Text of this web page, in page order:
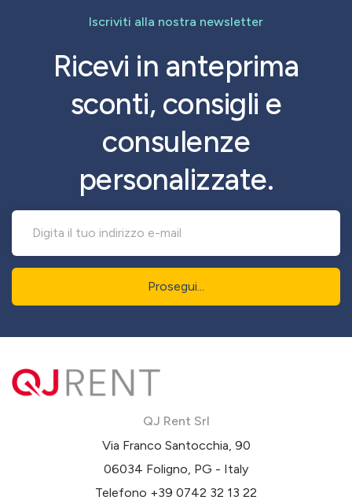
Iscriviti alla nostra newsletter
Ricevi in anteprima
sconti, consigli e
consulenze
personalizzate.
Prosegui...
QJ Rent Srl
Via Franco Santocchia, 90
06034 Foligno, PG - Italy
Telefono +39 0742 32 13 22